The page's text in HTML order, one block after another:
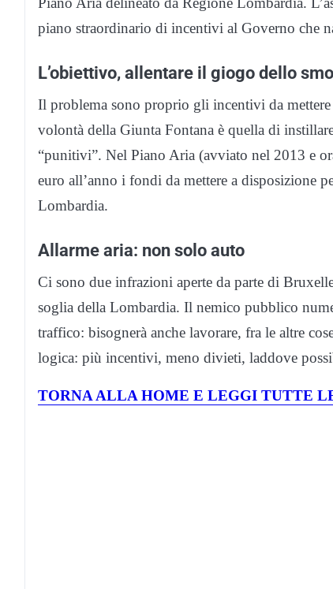
piano straordinario di incentivi al Governo che
L’obiettivo, allentare il giogo dello
Il problema sono proprio gli incentivi da
volontà della Giunta Fontana è quella di
“punitivi”. Nel Piano Aria (avviato nel 2013 e
euro all’anno i fondi da mettere a disposizione
Lombardia.
Allarme aria: non solo auto
Ci sono due infrazioni aperte da parte di
soglia della Lombardia. Il nemico pubblico
traffico: bisognerà anche lavorare, fra le altre
logica: più incentivi, meno divieti, laddove
TORNA ALLA HOME E LEGGI TUTTE